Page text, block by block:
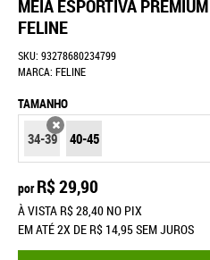
MEIA ESPORTIVA
FELINE
SKU: 93278680234799
MARCA: FELINE
TAMANHO
34-39
X 40-45
por R$ 29,90
À VISTA R$ 28,40 NO PIX
EM ATÉ2X DE R$ 14,95SEM JUROS